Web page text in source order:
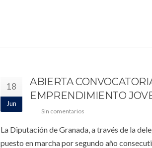
18
Jun
ABIERTA
EMPRENDIMIENTO
Sin comentarios
La Diputación de Granada, a través de la
puesto en marcha por segundo año